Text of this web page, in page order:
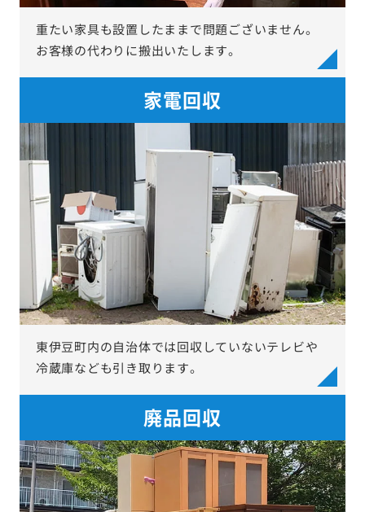
重たい家具も設置したままで問題ございません。
お客様の代わりに搬出いたします。
家電回収
東伊豆町内の自治体では回収していないテレビや
冷蔵庫なども引き取ります。
廃品回収